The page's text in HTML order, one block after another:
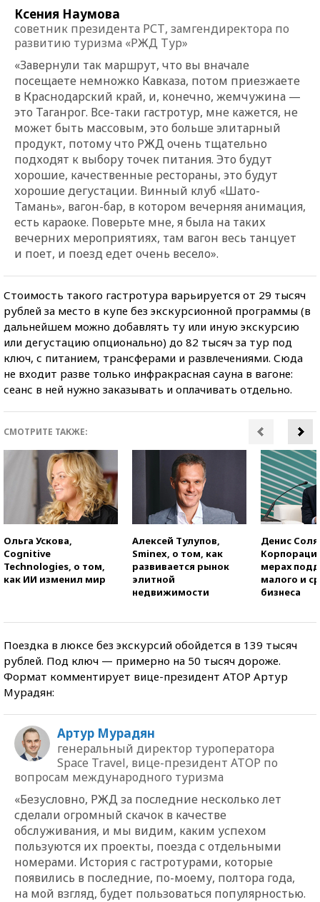
Ксения Наумова
советник президента РСТ, замгендиректора по
развитию туризма «РЖД Тур»
«Завернули так маршрут, что вы вначале
посещаете немножко Кавказа, потом приезжаете
в Краснодарский край, и, конечно, жемчужина —
это Таганрог. Все-таки гастротур, мне кажется, не
может быть массовым, это больше элитарный
продукт, потому что РЖД очень тщательно
подходят к выбору точек питания. Это будут
хорошие, качественные рестораны, это будут
хорошие дегустации. Винный клуб «Шато-
Тамань», вагон-бар, в котором вечерняя анимация,
есть караоке. Поверьте мне, я была на таких
вечерних мероприятиях, там вагон весь танцует
и поет, и поезд едет очень весело».
Стоимость такого гастротура варьируется от 29 тысяч
рублей за место в купе без экскурсионной программы (в
дальнейшем можно добавлять ту или иную экскурсию
или дегустацию опционально) до 82 тысяч за тур под
ключ, с питанием, трансферами и развлечениями. Сюда
не входит разве только инфракрасная сауна в вагоне:
сеанс в ней нужно заказывать и оплачивать отдельно.
СМОТРИТЕ ТАКЖЕ:
Ольга Ускова,
Cognitive
Technologies, о том,
как ИИ изменил мир
Алексей Тулупов,
Sminex, о том, как
развивается рынок
элитной
недвижимости
Денис
мерах
малого и
бизнеса
Поездка в люксе без экскурсий обойдется в 139 тысяч
рублей. Под ключ — примерно на 50 тысяч дороже.
Формат комментирует вице-президент АТОР Артур
Мурадян:
Артур Мурадян
генеральный директор туроператора
Space Travel, вице-президент АТОР по
вопросам международного туризма
«Безусловно, РЖД за последние несколько лет
сделали огромный скачок в качестве
обслуживания, и мы видим, каким успехом
пользуются их проекты, поезда с отдельными
номерами. История с гастротурами, которые
появились в последние, по-моему, полтора года,
на мой взгляд, будет пользоваться популярностью.